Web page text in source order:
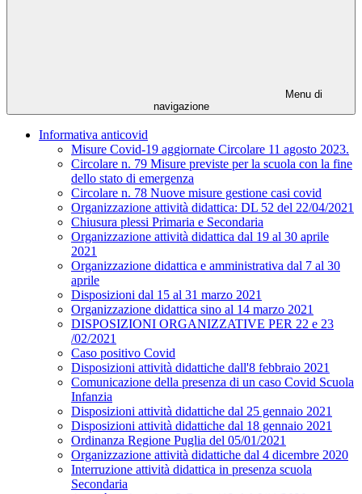
Menu di
navigazione
Informativa anticovid
Misure Covid-19 aggiornate Circolare 11 agosto 2023.
Circolare n. 79 Misure previste per la scuola con la fine
dello stato di emergenza
Circolare n. 78 Nuove misure gestione casi covid
Organizzazione attività didattica: DL 52 del 22/04/2021
Chiusura plessi Primaria e Secondaria
Organizzazione attività didattica dal 19 al 30 aprile
2021
Organizzazione didattica e amministrativa dal 7 al 30
aprile
Disposizioni dal 15 al 31 marzo 2021
Organizzazione didattica sino al 14 marzo 2021
DISPOSIZIONI ORGANIZZATIVE PER 22 e 23
/02/2021
Caso positivo Covid
Disposizioni attività didattiche dall'8 febbraio 2021
Comunicazione della presenza di un caso Covid Scuola
Infanzia
Disposizioni attività didattiche dal 25 gennaio 2021
Disposizioni attività didattiche dal 18 gennaio 2021
Ordinanza Regione Puglia del 05/01/2021
Organizzazione attività didattiche dal 4 dicembre 2020
Interruzione attività didattica in presenza scuola
Secondaria